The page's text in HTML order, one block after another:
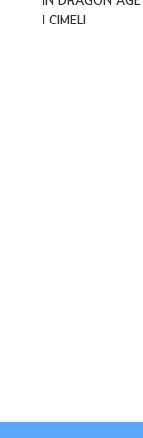
I CIMELI